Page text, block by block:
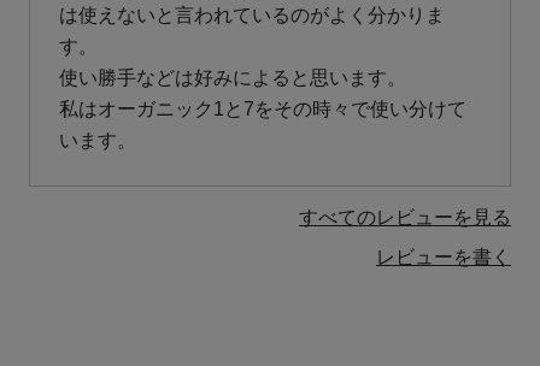
は使えないと言われているのがよく分かりま
す。
使い勝手などは好みによると思います。
私はオーガニック1と7をその時々で使い分けて
います。
すべてのレビューを見る
レビューを書く